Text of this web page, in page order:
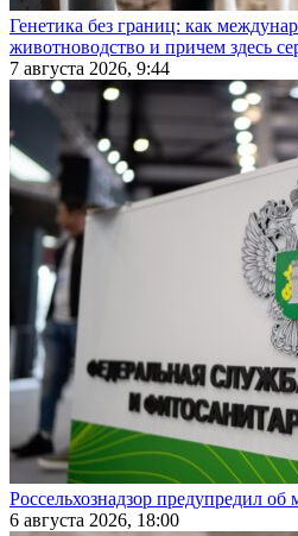
Генетика без границ: как
животноводство и причем здесь
7 августа 2026, 9:44
Россельхознадзор предупредил
6 августа 2026, 18:00